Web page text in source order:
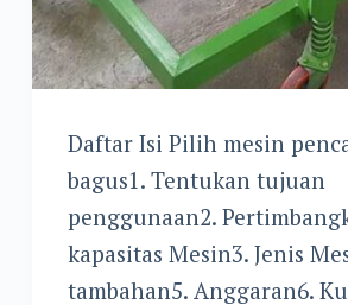
Daftar Isi Pilih mesin
bagus1. Tentukan tujuan
penggunaan2.
kapasitas Mesin3. Jenis
tambahan5. Anggaran6.